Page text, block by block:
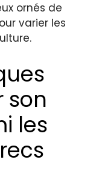
ornés de
varier les
son
les